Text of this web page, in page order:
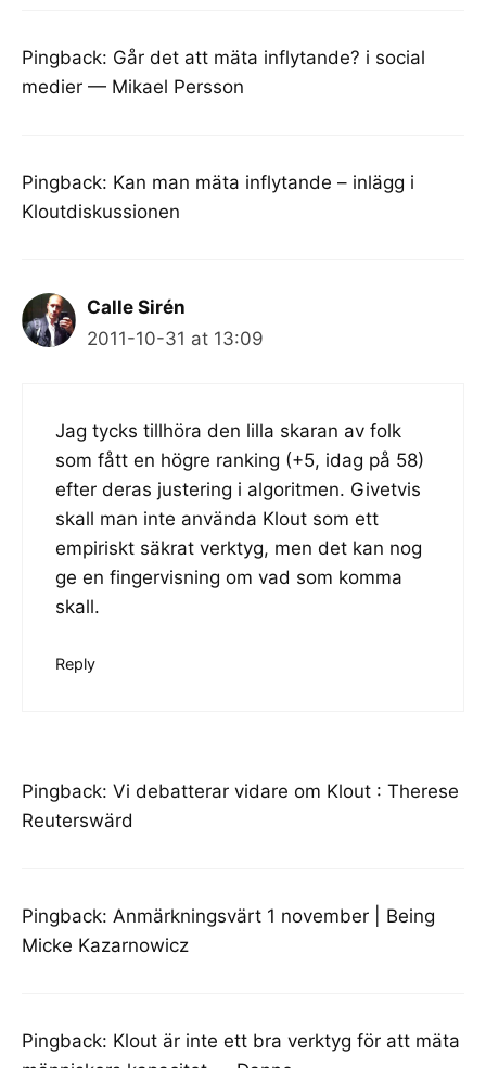
Pingback: Går det att mäta inflytande? i social
medier — Mikael Persson
Pingback: Kan man mäta inflytande – inlägg i
Kloutdiskussionen
Calle Sirén
2011-10-31 at 13:09
Jag tycks tillhöra den lilla skaran av folk
som fått en högre ranking (+5, idag på 58)
efter deras justering i algoritmen. Givetvis
skall man inte använda Klout som ett
empiriskt säkrat verktyg, men det kan nog
ge en fingervisning om vad som komma
skall.
Reply
Pingback: Vi debatterar vidare om Klout : Therese
Reuterswärd
Pingback: Anmärkningsvärt 1 november | Being
Micke Kazarnowicz
Pingback: Klout är inte ett bra verktyg för att mäta